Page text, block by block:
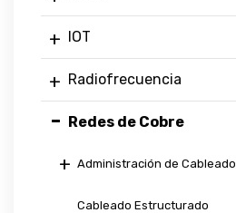
IOT
Radiofrecuencia
Redes de Cobre
Administración de Cableado
Cableado Estructurado